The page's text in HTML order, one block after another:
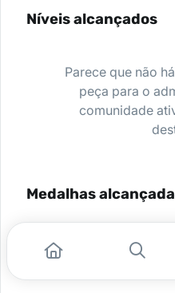
Níveis alcançados
Parece que não
peça para o
comunidade
Medalhas
Nenhuma